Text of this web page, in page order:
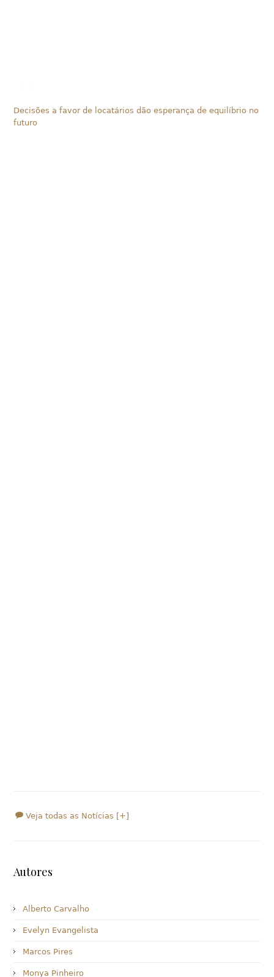
Decisões a favor de locatários dão esperança de equilíbrio no
futuro
Veja todas as Notícias [+]
Autores
Alberto Carvalho
Evelyn Evangelista
Marcos Pires
Monya Pinheiro